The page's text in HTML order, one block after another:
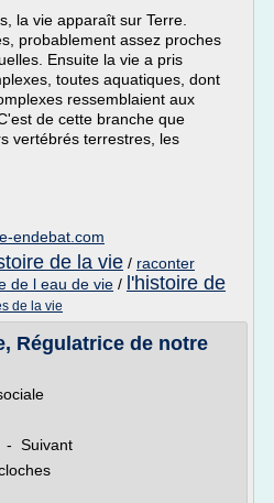
la vie apparaît sur Terre.
probablement assez proches
Ensuite la vie a pris
toutes aquatiques, dont
ressemblaient aux
de cette branche que
vertébrés terrestres, les
endebat.com
de la vie / raconter
de l eau de vie / l'histoire de
de la vie
Régulatrice de notre
- Suivant